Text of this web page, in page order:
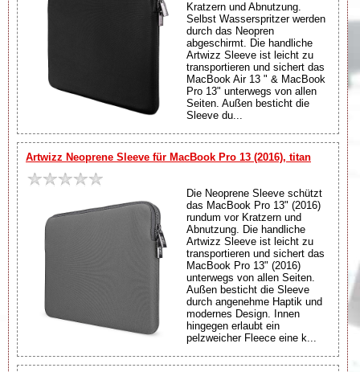
Kratzern und Abnutzung.
Selbst Wasserspritzer werden
durch das Neopren
abgeschirmt. Die handliche
Artwizz Sleeve ist leicht zu
transportieren und sichert das
MacBook Air 13 " & MacBook
Pro 13" unterwegs von allen
Seiten. Außen besticht die
Sleeve du...
Artwizz Neoprene Sleeve für MacBook Pro 13 (2016), titan
Die Neoprene Sleeve schützt
das MacBook Pro 13" (2016)
rundum vor Kratzern und
Abnutzung. Die handliche
Artwizz Sleeve ist leicht zu
transportieren und sichert das
MacBook Pro 13" (2016)
unterwegs von allen Seiten.
Außen besticht die Sleeve
durch angenehme Haptik und
modernes Design. Innen
hingegen erlaubt ein
pelzweicher Fleece eine k...